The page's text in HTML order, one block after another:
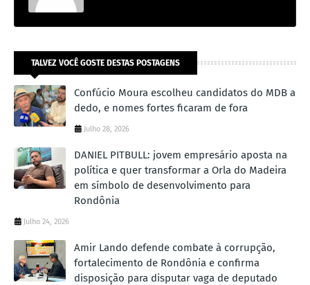
TALVEZ VOCÊ GOSTE DESTAS POSTAGENS
Confúcio Moura escolheu candidatos do MDB a
dedo, e nomes fortes ficaram de fora
Julho 28, 2026
DANIEL PITBULL: jovem empresário aposta na
política e quer transformar a Orla do Madeira
em símbolo de desenvolvimento para
Rondônia
Julho 24, 2026
Amir Lando defende combate à corrupção,
fortalecimento de Rondônia e confirma
disposição para disputar vaga de deputado